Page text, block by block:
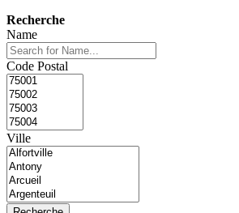
Recherche
Name
Code Postal
Ville